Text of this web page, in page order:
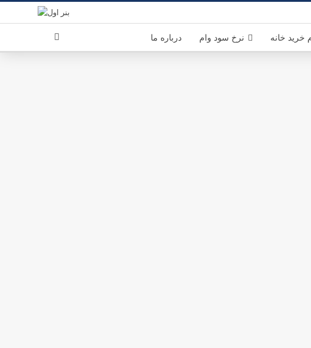
خرید خانه نرخ سود وام درباره ما